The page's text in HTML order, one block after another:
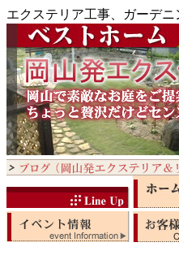
エクステリア工事、ガーデ